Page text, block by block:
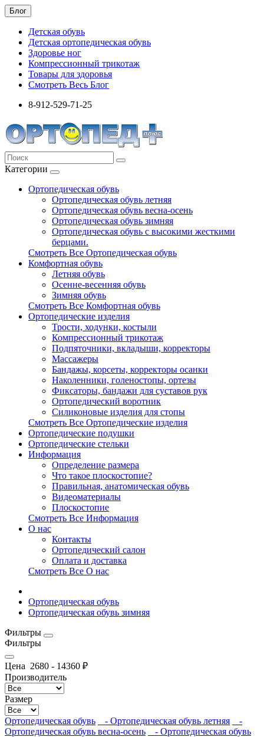
Блог
Детская обувь
Детская ортопедическая обувь
Здоровье ног
Компрессионный трикотаж
Товары для здоровья
Смотреть Весь Блог
8-912-529-71-25
Категории
Ортопедическая обувь
Ортопедическая обувь летняя
Ортопедическая обувь весна-осень
Ортопедическая обувь зимняя
Ортопедическая обувь с высокими жесткими
берцами.
Смотреть Все Ортопедическая обувь
Комфортная обувь
Летняя обувь
Осенне-весенняя обувь
Зимняя обувь
Смотреть Все Комфортная обувь
Ортопедические изделия
Трости, ходунки, костыли
Компрессионный трикотаж
Подпяточники, вкладыши, корректоры
Массажеры
Бандажы, корсеты, корректоры осанки
Наколенники, голеностопы, ортезы
Фиксаторы, бандажи для суставов рук
Ортопедический воротник
Силиконовые изделия для стопы
Смотреть Все Ортопедические изделия
Ортопедические подушки
Ортопедические стельки
Информация
Определение размера
Что такое плоскостопие?
Правильная, анатомическая обувь
Видеоматериалы
Плоскостопие
Смотреть Все Информация
О нас
Контакты
Ортопедический салон
Оплата и доставка
Смотреть Все О нас
Ортопедическая обувь
Ортопедическая обувь зимняя
Фильтры
Фильтры
Цена 2680 - 14360 ₽
Производитель
Размер
Ортопедическая обувь - Ортопедическая обувь летняя
-
Ортопедическая обувь весна-осень
- Ортопедическая обувь